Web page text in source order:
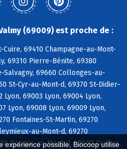
expérience possible, Biocoop utilise
(69009) est proche de :
69410 Champagne-au-Mont-
69310 Pierre-Bénite, 69380
Salvagny, 69660 Collonges-au-
St-Cyr-au-Mont-d, 69370 St-Didier-
69003 Lyon, 69004 Lyon,
Lyon, 69008 Lyon, 69009 Lyon,
Fontaines-St-Martin, 69270
au-Mont-d, 69270
Romain-au-Mont-d, 69600 Oullins,